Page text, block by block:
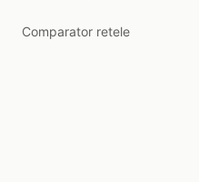
Comparator retele